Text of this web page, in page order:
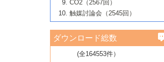
の最新の研究動向
B号 第117回触媒討論会（2016年・大阪府
立大学）
6号 ナノシート
B号 第115回触媒討論会（2015年・成蹊大
6号 ポリオキソメタレート
B号 第113回触媒討論会（2014年・ロワジ
ールホテル豊橋）
6号 ナノ空間─吸着状態解析から新機能開拓
B号 第111回触媒討論会（2013年・関西大
6号 グラフェン
7号 水素を利用する化成品合成の新潮流
5号 不活性結合の触媒的活性化による有機
合成
6号 新しい固体酸触媒技術
7号 ゼオライト合成における最近の進歩
4号 活性サイトおよびその環境の精密な設
計による触媒の高機能化
5号 触媒を有効に使うための技術
7号 有機分子触媒による精密有機合成
3号 環境浄化用光触媒の現状と課題
4号 水素社会の実現に向けた水素製造・貯
蔵技術の進歩
5号 CO2が関わる触媒・材料
そして未来
2号 第101回触媒討論会
4号 錯体を利用したユニークな表面構造の
構築と機能
1号 含フッ素化合物の合成と触媒
2号 第99回触媒討論会
3号 実用的ファインケミカル合成プロセス
を実現する触媒
▼48巻（2006年）
1号 固体酸触媒の最近の進歩
2号 第97回触媒討論会
3号 リビング重合触媒の最近の展開
1号 最近の触媒担体とその効果
2号 第95回触媒討論会
▼46巻（2004年）
1号 部分酸化反応触媒の最前線
▼45巻（2003年）
CO2（2567回）
触媒討論会（2545回）
ダウンロード総数
(全164553件）